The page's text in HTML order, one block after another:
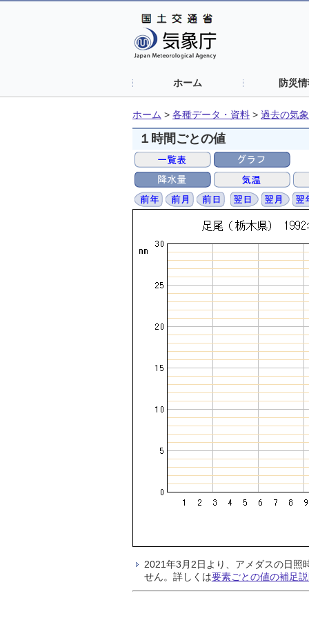
ホーム 防災
ホーム > 各種データ・資料 > 過去の気
１時間ごとの値
2021年3月2日より、アメダスの日照
せん。詳しくは要素ごとの値の補足